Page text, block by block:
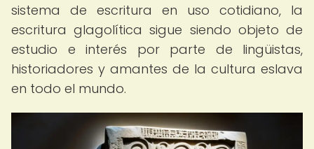
sistema de escritura en uso cotidiano, la
escritura glagolítica sigue siendo objeto de
estudio e interés por parte de lingüistas,
historiadores y amantes de la cultura eslava
en todo el mundo.